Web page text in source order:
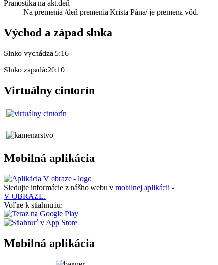
Pranostika na akt.deň
Na premenia /deň premenia Krista Pána/ je premena vôd.
Východ a západ slnka
Slnko vychádza:5:16
Slnko zapadá:20:10
Virtuálny cintorín
Mobilná aplikácia
Sledujte informácie z nášho webu v mobilnej aplikácii -
V OBRAZE.
Voľne k stiahnutiu:
Mobilná aplikácia